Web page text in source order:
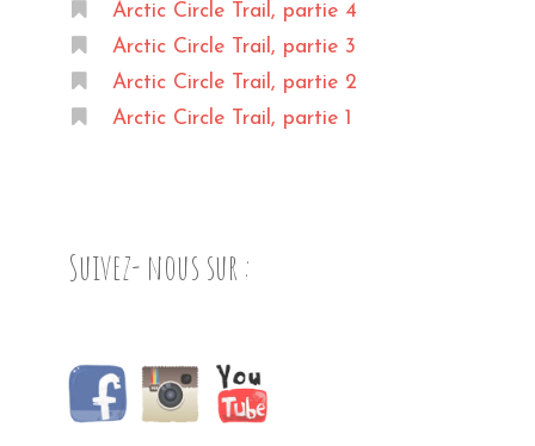
Arctic Circle Trail, partie 4
Arctic Circle Trail, partie 3
Arctic Circle Trail, partie 2
Arctic Circle Trail, partie 1
Suivez- nous sur :